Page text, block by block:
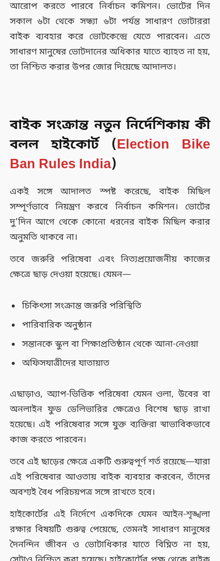
আরোপ করতে পারবে নির্বাচন কমিশন। ভোটের দিন
সকাল ৬টা থেকে সন্ধ্যা ৬টা পর্যন্ত সাধারণ ভোটাররা
বাইক ব্যবহার করে ভোটকেন্দ্রে যেতে পারবেন। এতে
সাধারণ মানুষের ভোটদানের অধিকার যাতে ব্যাহত না হয়,
তা নিশ্চিত করার উপর জোর দিয়েছে আদালত।
বাইক সংক্রান্ত নতুন নির্দেশিকায় কী
বলল হাইকোর্ট (Election Bike
Ban Rules India)
একই সঙ্গে আদালত স্পষ্ট করেছে, বাইক মিছিল
সম্পূর্ণভাবে নিয়ন্ত্রণ করবে নির্বাচন কমিশন। ভোটের
দু’দিন আগে থেকে কোনো ধরনের বাইক মিছিল করার
অনুমতি থাকবে না।
তবে জরুরি পরিষেবা এবং নিত্যপ্রয়োজনীয় কাজের
ক্ষেত্রে ছাড় দেওয়া হয়েছে। যেমন—
চিকিৎসা সংক্রান্ত জরুরি পরিস্থিতি
পারিবারিক অনুষ্ঠান
সন্তানকে স্কুল বা শিক্ষাপ্রতিষ্ঠান থেকে আনা-নেওয়া
অফিসযাত্রীদের যাতায়াত
এছাড়াও, অ্যাপ-ভিত্তিক পরিষেবা যেমন ওলা, উবের বা
অনলাইন ফুড ডেলিভারির ক্ষেত্রেও বিশেষ ছাড় রাখা
হয়েছে। এই পরিষেবার সঙ্গে যুক্ত ব্যক্তিরা স্বাভাবিকভাবে
কাজ করতে পারবেন।
তবে এই ছাড়ের ক্ষেত্রে একটি গুরুত্বপূর্ণ শর্ত রয়েছে—যারা
এই পরিষেবার আওতায় বাইক ব্যবহার করবেন, তাঁদের
অবশ্যই বৈধ পরিচয়পত্র সঙ্গে রাখতে হবে।
হাইকোর্টের এই নির্দেশে একদিকে যেমন আইন-শৃঙ্খলা
রক্ষার বিষয়টি গুরুত্ব পেয়েছে, তেমনই সাধারণ মানুষের
দৈনন্দিন জীবন ও ভোটাধিকার যাতে বিঘ্নিত না হয়,